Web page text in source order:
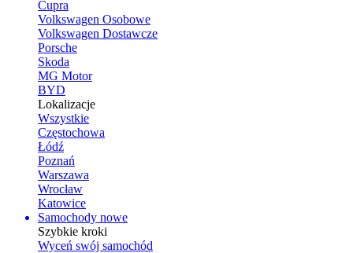
Cupra
Volkswagen Osobowe
Volkswagen Dostawcze
Porsche
Skoda
MG Motor
BYD
Lokalizacje
Wszystkie
Częstochowa
Łódź
Poznań
Warszawa
Wrocław
Katowice
Samochody nowe
Szybkie kroki
Wyceń swój samochód